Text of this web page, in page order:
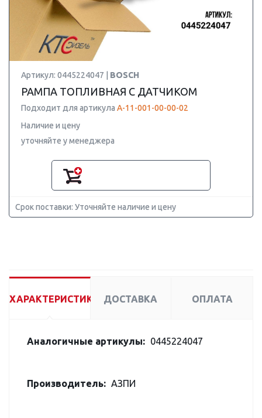
Артикул: 0445224047 | BOSCH
РАМПА ТОПЛИВНАЯ С ДАТЧИКОМ
Подходит для артикула А-11-001-00-00-02
Наличие и цену
уточняйте у менеджера
Срок поставки: Уточняйте наличие и цену
ХАРАКТЕРИСТИКИ ДОСТАВКА ОПЛАТА
Аналогичные артикулы: 0445224047
Производитель: АЗПИ